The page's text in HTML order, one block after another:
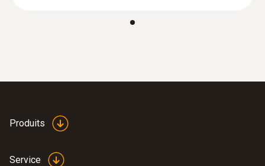
Produits
Service